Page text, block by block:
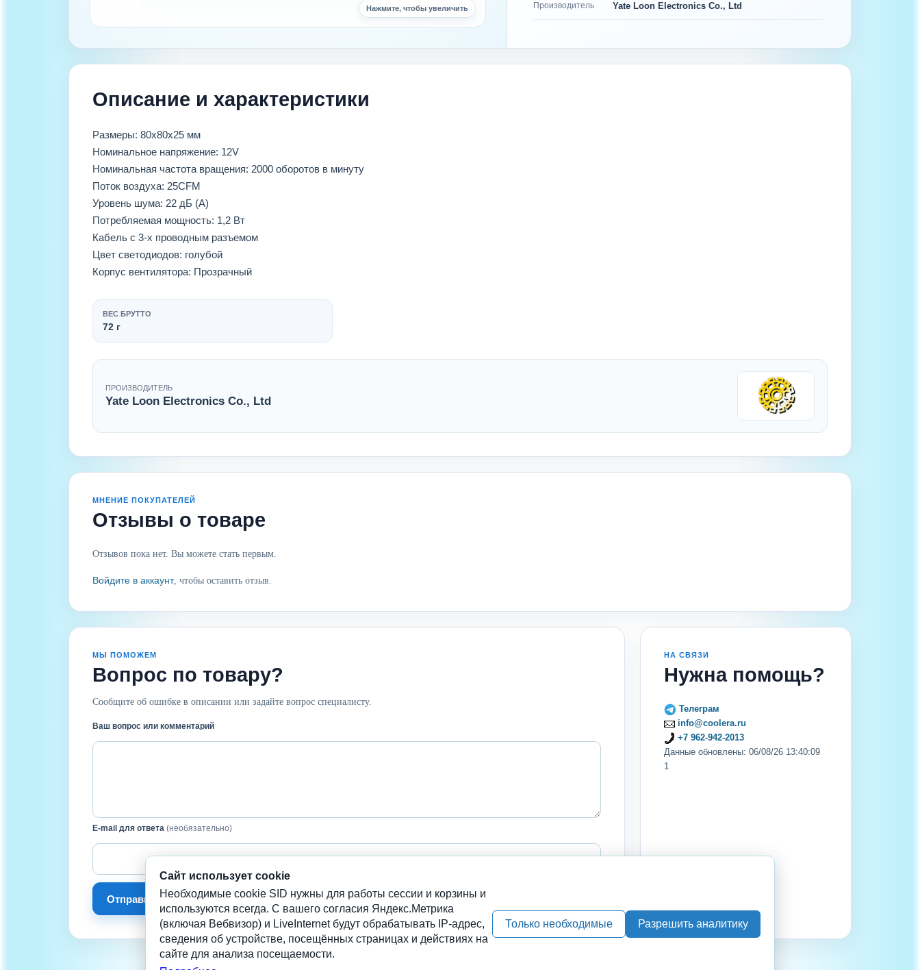
Нажмите, чтобы увеличить Производитель Yate Loon Electronics Co., Ltd
Описание и характеристики
Размеры: 80х80x25 мм
Номинальное напряжение: 12V
Номинальная частота вращения: 2000 оборотов в минуту
Поток воздуха: 25CFM
Уровень шума: 22 дБ (А)
Потребляемая мощность: 1,2 Вт
Кабель с 3-х проводным разъемом
Цвет светодиодов: голубой
Корпус вентилятора: Прозрачный
ВЕС БРУТТО
72 г
ПРОИЗВОДИТЕЛЬ
Yate Loon Electronics Co., Ltd
МНЕНИЕ ПОКУПАТЕЛЕЙ
Отзывы о товаре
Отзывов пока нет. Вы можете стать первым.
Войдите в аккаунт, чтобы оставить отзыв.
МЫ ПОМОЖЕМ
Вопрос по товару?
Сообщите об ошибке в описании или задайте вопрос специалисту.
Ваш вопрос или комментарий
E-mail для ответа (необязательно)
Отправить сообщение
НА СВЯЗИ
Нужна помощь?
Телеграм
info@coolera.ru
+7 962-942-2013
Данные обновлены: 06/08/26 13:40:09
1
Сайт использует cookie
Необходимые cookie SID нужны для работы сессии и корзины и
используются всегда. С вашего согласия Яндекс.Метрика
(включая Вебвизор) и LiveInternet будут обрабатывать IP-адрес,
сведения об устройстве, посещённых страницах и действиях на
сайте для анализа посещаемости.
Только необходимые Разрешить аналитику